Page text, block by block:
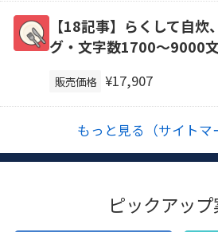
【18記事】らくして自
グ・文字数1700～9000
販売価格 ¥17,907
もっと見る（サイトマ
ピックアッ